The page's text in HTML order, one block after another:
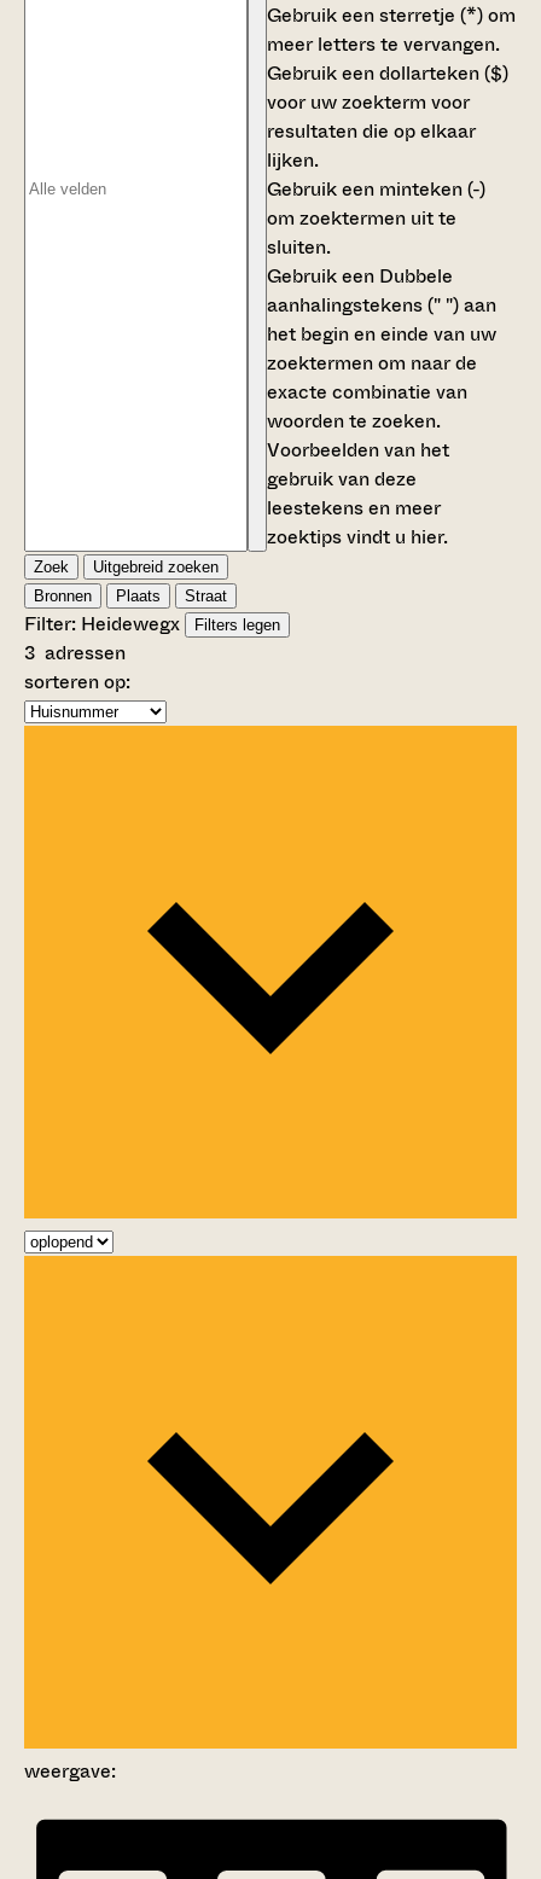
Gebruik eensterretje (*)om
meer letters te vervangen.
Gebruik eendollarteken ($)
voor uw zoekterm voor
resultaten die op elkaar
lijken.
Gebruik een minteken (-)
om zoektermen uit te
sluiten.
Gebruik een Dubbele
aanhalingstekens (" ")aan
het begin en einde van uw
zoektermen om naar de
exacte combinatie van
woorden te zoeken.
Voorbeelden van het
gebruik van deze
leestekens en meer
zoektips vindt u hier.
Zoek
Uitgebreid zoeken
Bronnen
Plaats Straat
Filter: Heidewegx Filters legen
3 adressen
sorteren op:
weergave: